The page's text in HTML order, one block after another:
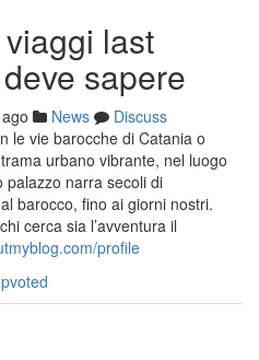
last
sapere
News
Discuss
le vie barocche di Catania o
urbano vibrante, nel luogo
palazzo narra secoli di
barocco, fino ai giorni nostri.
cerca sia l’avventura il
profile